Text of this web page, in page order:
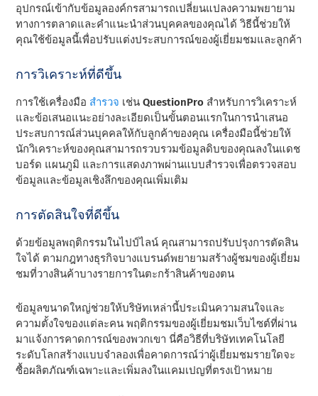
อุปกรณ์เข้ากับข้อมูลองค์กรสามารถเปลี่ยนแปลงความพยายาม
ทางการตลาดและคําแนะนําส่วนบุคคลของคุณได้ วิธีนี้ช่วยให้
คุณใช้ข้อมูลนี้เพื่อปรับแต่งประสบการณ์ของผู้เยี่ยมชมและลูกค้า
การวิเคราะห์ที่ดีขึ้น
การใช้เครื่องมือ สํารวจ เช่นQuestionPro สําหรับการวิเคราะห์
และข้อเสนอแนะอย่างละเอียดเป็นขั้นตอนแรกในการนําเสนอ
ประสบการณ์ส่วนบุคคลให้กับลูกค้าของคุณ เครื่องมือนี้ช่วยให้
นักวิเคราะห์ของคุณสามารถรวบรวมข้อมูลดิบของคุณลงในแดช
บอร์ด แผนภูมิ และการแสดงภาพผ่านแบบสํารวจเพื่อตรวจสอบ
ข้อมูลและข้อมูลเชิงลึกของคุณเพิ่มเติม
การตัดสินใจที่ดีขึ้น
ด้วยข้อมูลพฤติกรรมในไปป์ไลน์ คุณสามารถปรับปรุงการตัดสิน
ใจได้ ตามกฎทางธุรกิจบางแบรนด์พยายามสร้างผู้ชมของผู้เยี่ยม
ชมที่วางสินค้าบางรายการในตะกร้าสินค้าของตน
ข้อมูลขนาดใหญ่ช่วยให้บริษัทเหล่านี้ประเมินความสนใจและ
ความตั้งใจของแต่ละคน พฤติกรรมของผู้เยี่ยมชมเว็บไซต์ที่ผ่าน
มาแจ้งการคาดการณ์ของพวกเขา นี่คือวิธีที่บริษัทเทคโนโลยี
ระดับโลกสร้างแบบจําลองเพื่อคาดการณ์ว่าผู้เยี่ยมชมรายใดจะ
ซื้อผลิตภัณฑ์เฉพาะและเพิ่มลงในแคมเปญที่ตรงเป้าหมาย